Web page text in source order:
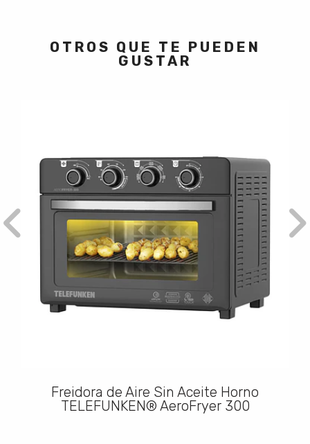
OTROS QUE TE PUEDEN
GUSTAR
Freidora de Aire Sin Aceite Horno
TELEFUNKEN® AeroFryer 300